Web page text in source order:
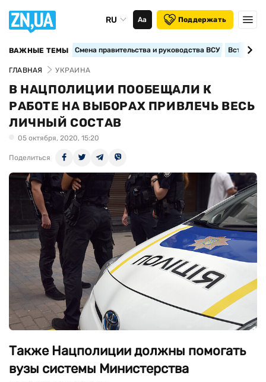
RU Аа Поддержать
ВАЖНЫЕ ТЕМЫ Смена правительства и руководства ВСУ
ГЛАВНАЯ УКРАИНА
В НАЦПОЛИЦИИ ПООБЕЩАЛИ К
РАБОТЕ НА ВЫБОРАХ ПРИВЛЕЧЬ ВЕСЬ
ЛИЧНЫЙ СОСТАВ
05 октября, 2020, 15:20
Поделиться
Также Нацполиции должны помогать
вузы системы Министерства